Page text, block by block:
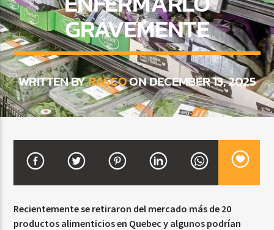
CURRENT SHOW
BALADAS Y VALLENATO
3:00 PM 5:00 PM
Beone Radio
GRAVEMENTE
WRITTEN BYRASCOON DECEMBER 13, 2025
Recientemente se retiraron del mercado más de 20
productos alimenticios en Quebec y algunos podrían